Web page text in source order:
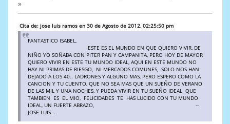
»
Cita de: jose luis ramos en 30 de Agosto de 2012, 02:25:50 pm
FANTASTICO ISABEL,
ESTE ES EL MUNDO EN QUE QUIERO VIVIR, DE
NIÑO YO SOÑABA CON PITER PAN Y CAMPANITA, PERO HOY DE MAYOR
QUIERO VIVIR EN ESTE TU MUNDO IDEAL, AQUI EN ESTE MUNDO NO
HAY NI PRIMAS DE RIESGO, NI MERCADOS COMUNES, SOLO NOS HAN
DEJADO A LOS 40.. LADRONES Y ALGUNO MAS, PERO ESPERO COMO LA
CANCION Y TU CUENTO, QUE NO SEA MAS QUE UN SUEÑO DE VERANO
DE LAS MIL Y UNA NOCHES, Y PUEDA VIVIR EN TU SUEÑO IDEAL QUE
TAMBIEN ES EL MIO, FELICIDADES TE HAS LUCIDO CON TU MUNDO
IDEAL, UN FUERTE ABRAZO, --
JOSE LUIS--.